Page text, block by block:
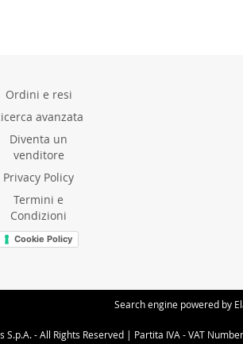
Ordini e resi
avanzata
Diventa un
venditore
Privacy Policy
Termini e
Condizioni
Cookie Policy
Search engine powered by
S.p.A. - All Rights Reserved | Partita IVA - VAT